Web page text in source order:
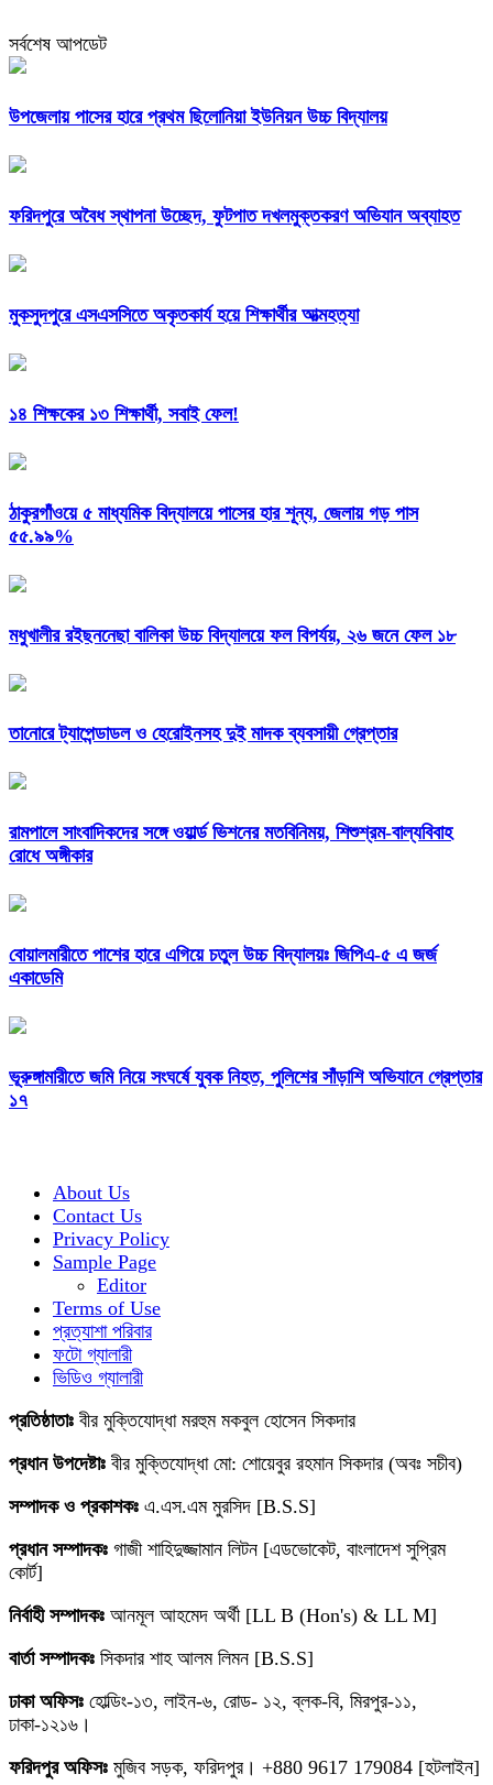
সর্বশেষ আপডেট
উপজেলায় পাসের হারে প্রথম ছিলোনিয়া ইউনিয়ন উচ্চ বিদ্যালয়
ফরিদপুরে অবৈধ স্থাপনা উচ্ছেদ, ফুটপাত দখলমুক্তকরণ অভিযান অব্যাহত
মুকসুদপুরে এসএসসিতে অকৃতকার্য হয়ে শিক্ষার্থীর আত্মহত্যা
১৪ শিক্ষকের ১৩ শিক্ষার্থী, সবাই ফেল!
ঠাকুরগাঁওয়ে ৫ মাধ্যমিক বিদ্যালয়ে পাসের হার শূন্য, জেলায় গড় পাস
৫৫.৯৯%
মধুখালীর রইছননেছা বালিকা উচ্চ বিদ্যালয়ে ফল বিপর্যয়, ২৬ জনে ফেল ১৮
তানোরে ট্যাপেন্ডাডল ও হেরোইনসহ দুই মাদক ব্যবসায়ী গ্রেপ্তার
রামপালে সাংবাদিকদের সঙ্গে ওয়ার্ল্ড ভিশনের মতবিনিময়, শিশুশ্রম-বাল্যবিবাহ
রোধে অঙ্গীকার
বোয়ালমারীতে পাশের হারে এগিয়ে চতুল উচ্চ বিদ্যালয়ঃ জিপিএ-৫ এ জর্জ
একাডেমি
ভূরুঙ্গামারীতে জমি নিয়ে সংঘর্ষে যুবক নিহত, পুলিশের সাঁড়াশি অভিযানে গ্রেপ্তার
১৭
About Us
Contact Us
Privacy Policy
Sample Page
Editor
Terms of Use
প্রত্যাশা পরিবার
ফটো গ্যালারী
ভিডিও গ্যালারী
প্রতিষ্ঠাতাঃ বীর মুক্তিযোদ্ধা মরহুম মকবুল হোসেন সিকদার
প্রধান উপদেষ্টাঃ বীর মুক্তিযোদ্ধা মো: শোয়েবুর রহমান সিকদার (অবঃ সচীব)
সম্পাদক ও প্রকাশকঃ এ.এস.এম মুরসিদ [B.S.S]
প্রধান সম্পাদকঃ গাজী শাহিদুজ্জামান লিটন [এডভোকেট, বাংলাদেশ সুপ্রিম
কোর্ট]
নির্বাহী সম্পাদকঃ আনমূল আহমেদ অর্থী [LL B (Hon's) & LL M]
বার্তা সম্পাদকঃ সিকদার শাহ আলম লিমন [B.S.S]
ঢাকা অফিসঃ হোল্ডিং-১৩, লাইন-৬, রোড- ১২, ব্লক-বি, মিরপুর-১১,
ঢাকা-১২১৬।
ফরিদপুর অফিসঃ মুজিব সড়ক, ফরিদপুর। +880 9617 179084 [হটলাইন]